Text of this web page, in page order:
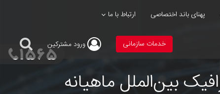
پهنای باند اختصاصی ارتباط با ما
ورود مشترکین خدمات سازمانی